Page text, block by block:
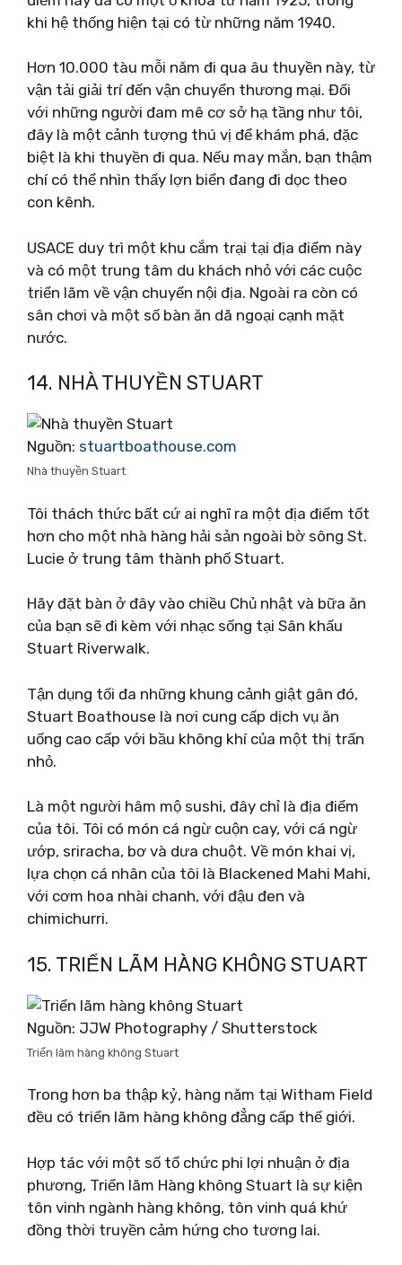
khi hệ thống hiện tại có từ những năm 1940.
Hơn 10.000 tàu mỗi năm đi qua âu thuyền này, từ
vận tải giải trí đến vận chuyển thương mại. Đối
với những người đam mê cơ sở hạ tầng như tôi,
đây là một cảnh tượng thú vị để khám phá, đặc
biệt là khi thuyền đi qua. Nếu may mắn, bạn thậm
chí có thể nhìn thấy lợn biển đang đi dọc theo
con kênh.
USACE duy trì một khu cắm trại tại địa điểm này
và có một trung tâm du khách nhỏ với các cuộc
triển lãm về vận chuyển nội địa. Ngoài ra còn có
sân chơi và một số bàn ăn dã ngoại cạnh mặt
nước.
14. NHÀ THUYỀN STUART
Nguồn: stuartboathouse.com
Nhà thuyền Stuart
Tôi thách thức bất cứ ai nghĩ ra một địa điểm tốt
hơn cho một nhà hàng hải sản ngoài bờ sông St.
Lucie ở trung tâm thành phố Stuart.
Hãy đặt bàn ở đây vào chiều Chủ nhật và bữa ăn
của bạn sẽ đi kèm với nhạc sống tại Sân khấu
Stuart Riverwalk.
Tận dụng tối đa những khung cảnh giật gân đó,
Stuart Boathouse là nơi cung cấp dịch vụ ăn
uống cao cấp với bầu không khí của một thị trấn
nhỏ.
Là một người hâm mộ sushi, đây chỉ là địa điểm
của tôi. Tôi có món cá ngừ cuộn cay, với cá ngừ
ướp, sriracha, bơ và dưa chuột. Về món khai vị,
lựa chọn cá nhân của tôi là Blackened Mahi Mahi,
với cơm hoa nhài chanh, với đậu đen và
chimichurri.
15. TRIỂN LÃM HÀNG KHÔNG STUART
Nguồn: JJW Photography / Shutterstock
Triển lãm hàng không Stuart
Trong hơn ba thập kỷ, hàng năm tại Witham Field
đều có triển lãm hàng không đẳng cấp thế giới.
Hợp tác với một số tổ chức phi lợi nhuận ở địa
phương, Triển lãm Hàng không Stuart là sự kiện
tôn vinh ngành hàng không, tôn vinh quá khứ
đồng thời truyền cảm hứng cho tương lai.